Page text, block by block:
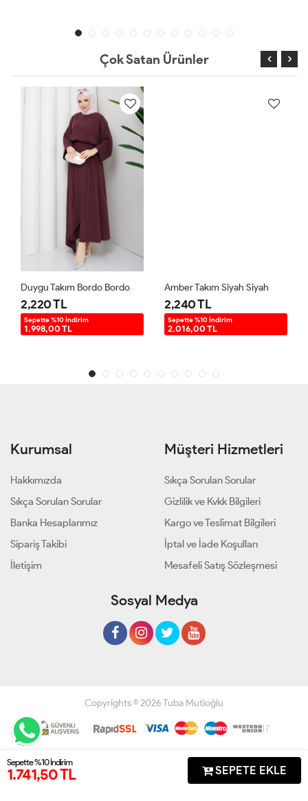
Sepette %10 İndirim
1.741,50 TL SEPETE EKLE
Çok Satan Ürünler
Duygu Takım Bordo Bordo
2,220 TL
Sepette %10 İndirim
1.998,00 TL
Amber Takım Siyah Siyah
2,240 TL
Sepette %10 İndirim
2.016,00 TL
Kurumsal
Hakkımızda
Sıkça Sorulan Sorular
Banka Hesaplarımız
Sipariş Takibi
İletişim
Müşteri Hizmetleri
Sıkça Sorulan Sorular
Gizlilik ve Kvkk Bilgileri
Kargo ve Teslimat Bilgileri
İptal ve İade Koşulları
Mesafeli Satış Sözleşmesi
Sosyal Medya
Copyrights © 2026 Tuba Mutioğlu
Geliştir - powered by innovation
Anasayfa Sipariş Takibi İletişim